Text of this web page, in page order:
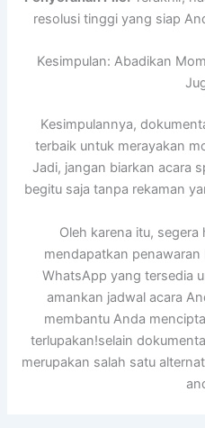
resolusi tinggi yang siap
Kesimpulan: Abadikan
Kesimpulannya,
terbaik untuk merayakan
Jadi, jangan biarkan acara
begitu saja tanpa rekaman
Oleh karena itu,
mendapatkan
WhatsApp yang tersedia
amankan jadwal acara
membantu Anda
terlupakan!selain
merupakan salah satu